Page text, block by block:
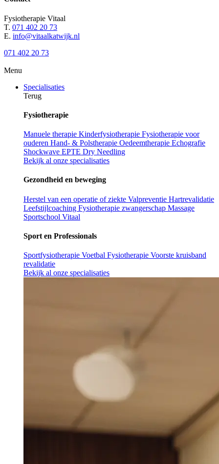
Fysiotherapie Vitaal
T. 071 402 20 73
E. info@vitaalkatwijk.nl
071 402 20 73
Menu
Specialisaties
Terug
Fysiotherapie
Manuele therapie Kinderfysiotherapie Fysiotherapie voor
ouderen Hand- & Polstherapie Oedeemtherapie Echografie
Shockwave EPTE Dry Needling
Bekijk al onze specialisaties
Gezondheid en beweging
Herstel van een operatie of ziekte Valpreventie Hartrevalidatie
Leefstijlcoaching Fysiotherapie zwangerschap Massage
Sportschool Vitaal
Sport en Professionals
Sportfysiotherapie Voetbal Fysiotherapie Voorste kruisband
revalidatie
Bekijk al onze specialisaties